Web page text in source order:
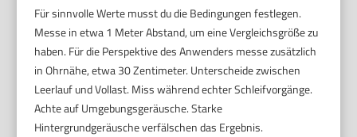
Für sinnvolle Werte musst du die Bedingungen festlegen.
Messe in etwa 1 Meter Abstand, um eine Vergleichsgröße zu
haben. Für die Perspektive des Anwenders messe zusätzlich
in Ohrnähe, etwa 30 Zentimeter. Unterscheide zwischen
Leerlauf und Vollast. Miss während echter Schleifvorgänge.
Achte auf Umgebungsgeräusche. Starke
Hintergrundgeräusche verfälschen das Ergebnis.